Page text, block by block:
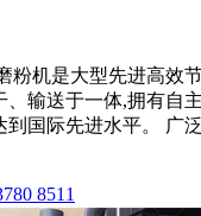
粉机是大型先进高效
、输送于一体,拥有自
到国际先进水平。 广
8511